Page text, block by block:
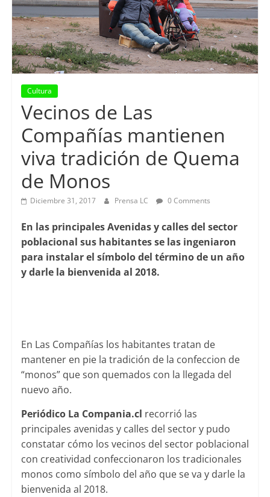
Cultura
Vecinos de Las
Compañías mantienen
viva tradición de Quema
de Monos
Diciembre 31, 2017 Prensa LC 0 Comments
En las principales Avenidas y calles del sector
poblacional sus habitantes se las ingeniaron
para instalar el símbolo del término de un año
y darle la bienvenida al 2018.
En Las Compañías los habitantes tratan de
mantener en pie la tradición de la confeccion de
“monos” que son quemados con la llegada del
nuevo año.
Periódico La Compania.cl recorrió las
principales avenidas y calles del sector y pudo
constatar cómo los vecinos del sector poblacional
con creatividad confeccionaron los tradicionales
monos como símbolo del año que se va y darle la
bienvenida al 2018.